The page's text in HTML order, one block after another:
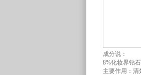
成分说：
8%化妆界钻
主要作用：